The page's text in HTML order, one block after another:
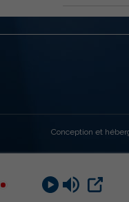
Conception et